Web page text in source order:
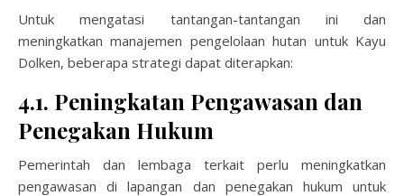
Untuk mengatasi tantangan-tantangan ini dan
meningkatkan manajemen pengelolaan hutan untuk Kayu
Dolken, beberapa strategi dapat diterapkan:
4.1. Peningkatan Pengawasan dan
Penegakan Hukum
Pemerintah dan lembaga terkait perlu meningkatkan
pengawasan di lapangan dan penegakan hukum untuk